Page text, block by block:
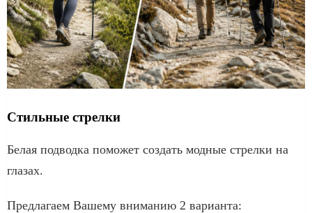
Стильные стрелки
Белая подводка поможет создать модные стрелки на
глазах.
Предлагаем Вашему вниманию 2 варианта: